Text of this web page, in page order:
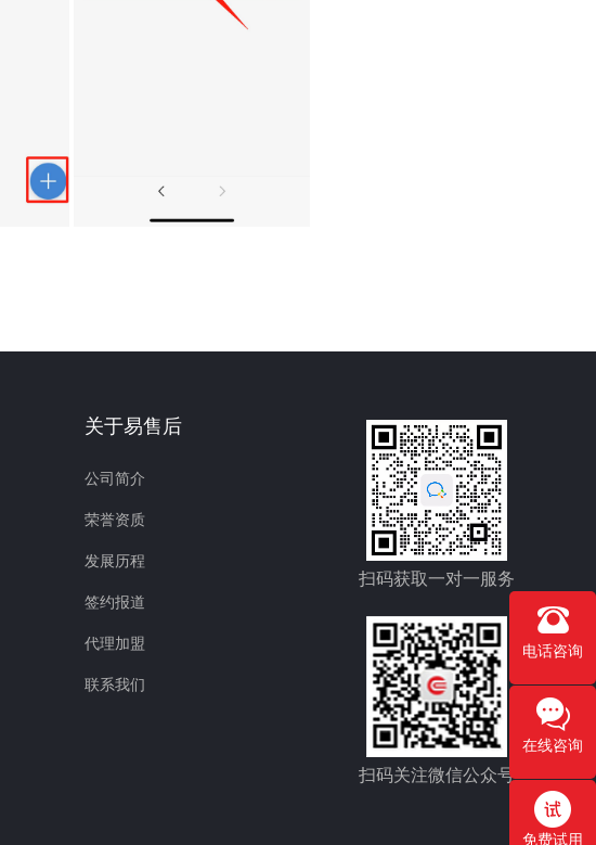
关于易售后
公司简介
荣誉资质
发展历程
签约报道
代理加盟
联系我们
扫码获取一对一服务
扫码关注微信公众号
电话咨询
在线咨询
免费试用